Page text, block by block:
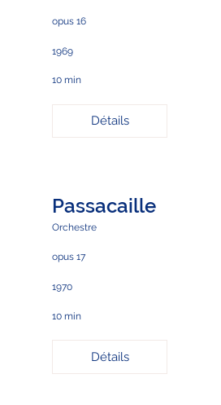
opus 16
1969
10 min
Détails
Passacaille
Orchestre
opus 17
1970
10 min
Détails